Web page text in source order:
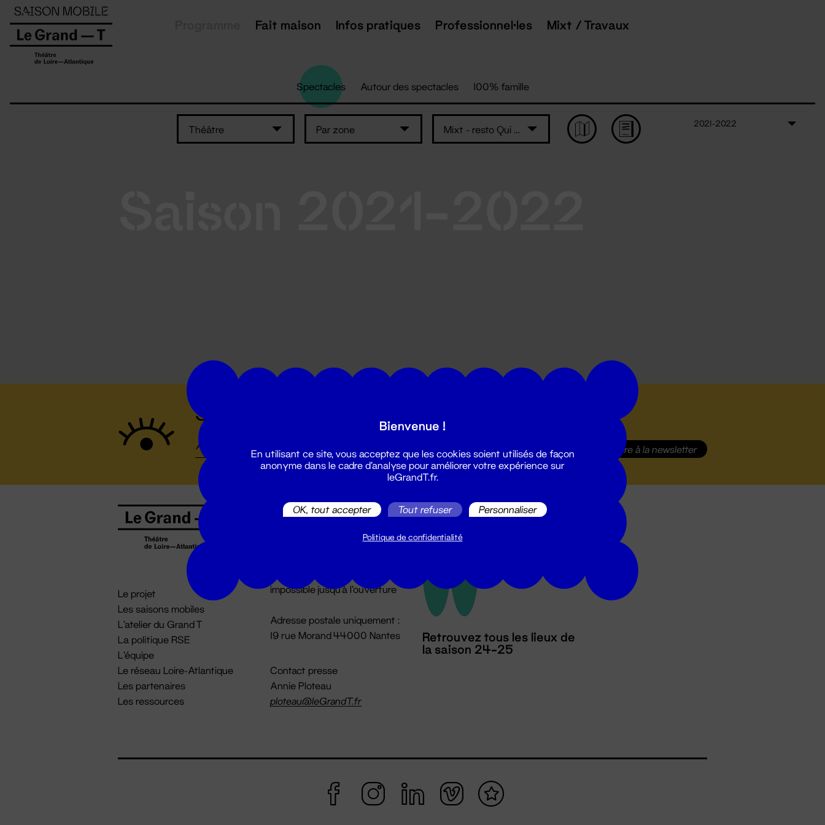
Fait maison Infos pratiques Professionnel·les Mixt / Travaux
Spectacles Autour des spectacles 100% famille
Théâtre Par zone Mixt - resto Qui Som
2021-2022
Suivez toutes les actualités du Grand T :
S'inscrire à la newsletter
Le projet
Les saisons mobiles
L'atelier du Grand T
La politique RSE
L'équipe
Le réseau Loire-Atlantique
Les partenaires
Les ressources
Billetterie
billetterie@leGrandT.fr
impossible jusqu'à l'ouverture
Adresse postale uniquement :
19 rue Morand 44000 Nantes
Contact presse
Annie Ploteau
ploteau@leGrandT.fr
Retrouvez tous les lieux de
la saison 24-25
Panneau de gestion des cookies
Bienvenue !
En utilisant ce site, vous acceptez que les cookies soient utilisés de façon
anonyme dans le cadre d'analyse pour améliorer votre expérience sur
leGrandT.fr.
OK, tout accepter Tout refuser Personnaliser
Politique de confidentialité